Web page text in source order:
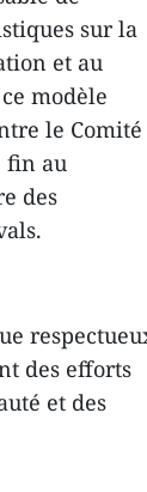
sur la
et au
modèle
le Comité
fin au
des
des efforts
et des